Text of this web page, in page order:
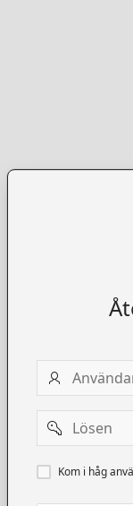
Användare
Password
Kom
i
Kom i håg